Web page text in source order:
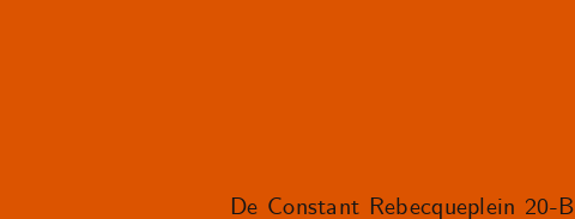
De Constant Rebecqueplein 20-B